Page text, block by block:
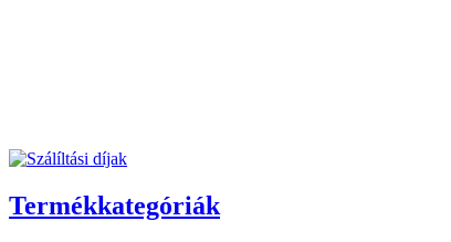
Termékkategóriák